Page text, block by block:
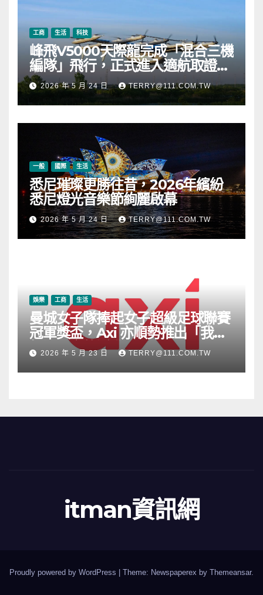
工商 生活 科技
峰飛V5000天際龍完成「混合三機
編隊」飛行，正式進入適航取證階
段2026 年 5 月 24 日 TERRY@111.COM.TW
一般 國際 生活
悉尼璀璨更勝往昔，2026年繽紛
悉尼燈光音樂節絢麗啟幕
2026 年 5 月 24 日 TERRY@111.COM.TW
娛樂 工商 生活
曼城女子隊捧起女子超級足球聯賽
冠軍獎盃，Axi 亦順勢推出「我的
根源」宣傳活動
2026 年 5 月 23 日 TERRY@111.COM.TW
itman資訊網
Proudly powered by WordPress Theme: Newspaperex by Themeansar.